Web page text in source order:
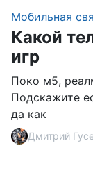
Мобильная
Какой
игр
Поко м5,
Подскажите
да как
Дмитрий